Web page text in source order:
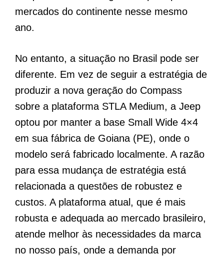
mercados do continente nesse mesmo
ano.
No entanto, a situação no Brasil pode ser
diferente. Em vez de seguir a estratégia de
produzir a nova geração do Compass
sobre a plataforma STLA Medium, a Jeep
optou por manter a base Small Wide 4×4
em sua fábrica de Goiana (PE), onde o
modelo será fabricado localmente. A razão
para essa mudança de estratégia está
relacionada a questões de robustez e
custos. A plataforma atual, que é mais
robusta e adequada ao mercado brasileiro,
atende melhor às necessidades da marca
no nosso país, onde a demanda por